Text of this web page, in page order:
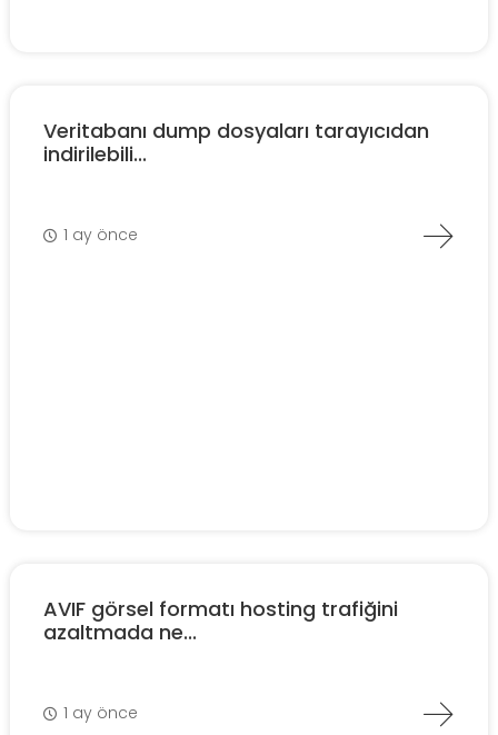
Veritabanı dump dosyaları tarayıcıdan
indirilebili...
1 ay önce
AVIF görsel formatı hosting trafiğini
azaltmada ne...
1 ay önce